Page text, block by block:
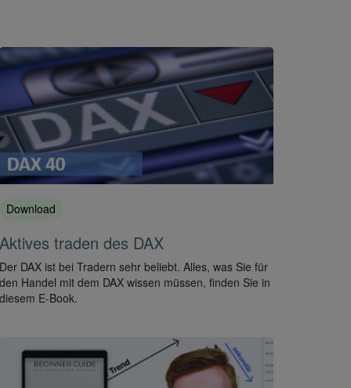
Download
Aktives traden des DAX
Der DAX ist bei Tradern sehr beliebt. Alles, was Sie für
den Handel mit dem DAX wissen müssen, finden Sie in
diesem E-Book.